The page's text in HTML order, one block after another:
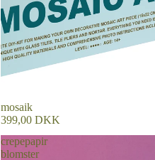
Udsolgt
mosaik
399,00 DKK
crepepapir
blomster